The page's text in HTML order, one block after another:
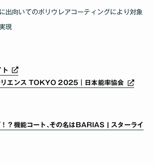
出向いてのポリウレアコーティングにより対象
現
リエンス TOKYO 2025｜日本能率協会
？機能コート､その名はBARIAS | スターライ